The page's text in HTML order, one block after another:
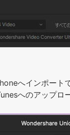
へインポー
へのアップロ